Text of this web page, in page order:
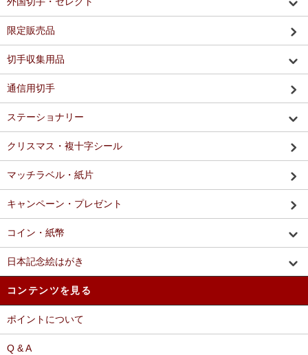
限定販売品
切手収集用品
通信用切手
ステーショナリー
クリスマス・複十字シール
マッチラベル・紙片
キャンペーン・プレゼント
コイン・紙幣
日本記念絵はがき
コンテンツを見る
ポイントについて
Q & A